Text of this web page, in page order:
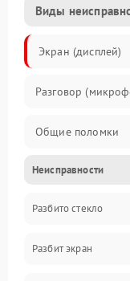
Виды
Экран (дисплей)
Разговор
Общие поломки
Проблемы связи
Камеры
Проблемы с
Неисправности
Разбито стекло
Разбит экран